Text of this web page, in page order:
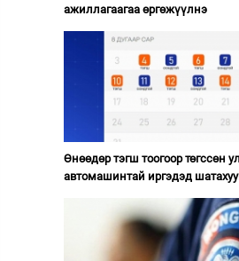
ажиллагаагаа өргөжүүлнэ
Өнөөдөр тэгш тоогоор төгссөн
автомашинтай иргэдэд